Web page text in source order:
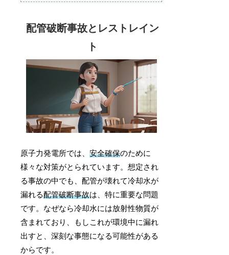
配管破断事故とレストレイン
ト
原子力発電所では、安全確保のために
様々な対策がとられています。想定され
る事故の中でも、配管が壊れて冷却水が
漏れる配管破断事故は、特に重要な問題
です。なぜなら冷却水には放射性物質が
含まれており、もしこれが環境中に漏れ
出すと、深刻な事態になる可能性がある
からです。